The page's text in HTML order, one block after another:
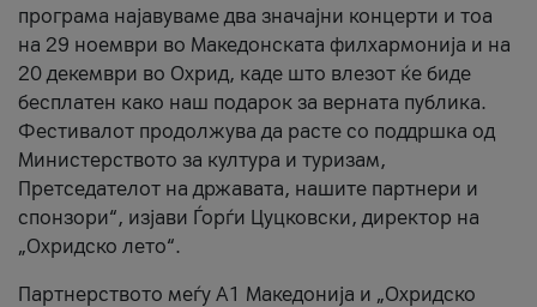
програма најавуваме два значајни концерти и тоа
на 29 ноември во Македонската филхармонија и на
20 декември во Охрид, каде што влезот ќе биде
бесплатен како наш подарок за верната публика.
Фестивалот продолжува да расте со поддршка од
Министерството за култура и туризам,
Претседателот на државата, нашите партнери и
спонзори“, изјави Ѓорѓи Цуцковски, директор на
„Охридско лето“.
Партнерството меѓу A1 Македонија и „Охридско